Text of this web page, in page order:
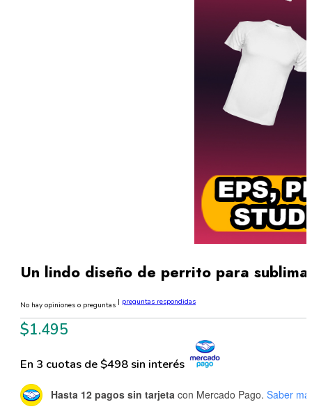
Un lindo diseño de perrito para
No hay opiniones o preguntas | preguntas respondidas
$1.495
En 3 cuotas de $498 sin interés
Hasta 12 pagos sin tarjeta con Mercado Pago. Saber